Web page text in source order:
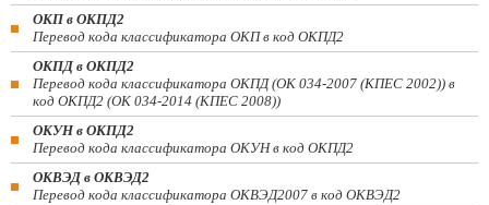
ОКП в ОКПД2
Перевод кода классификатора ОКП в код ОКПД2
ОКПД в ОКПД2
Перевод кода классификатора ОКПД (ОК 034-2007 (КПЕС 2002)) в
код ОКПД2 (ОК 034-2014 (КПЕС 2008))
ОКУН в ОКПД2
Перевод кода классификатора ОКУН в код ОКПД2
ОКВЭД в ОКВЭД2
Перевод кода классификатора ОКВЭД2007 в код ОКВЭД2